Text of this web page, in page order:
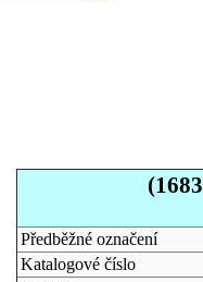
Předběžné označení
Katalogové číslo